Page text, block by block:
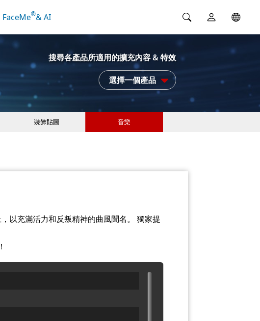
FaceMe®& AI
搜尋各產品所適用的擴充內容 & 特效
選擇一個產品
裝飾貼圖 音樂
以充滿活力和反叛精神的曲風聞名。 獨家提